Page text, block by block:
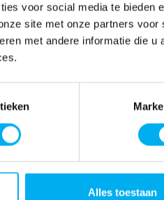
voor social media te bieden
site met onze partners voor
met andere informatie die u
Alles toestaan